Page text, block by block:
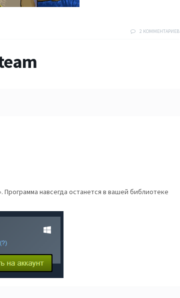
2 КОММЕНТАРИЕВ
навсегда останется в вашей библиотеке